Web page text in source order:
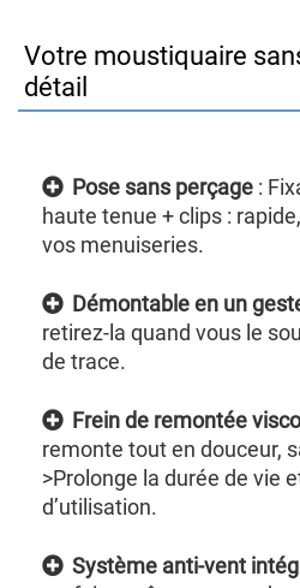
Votre moustiquaire
détail
Pose sans perçage :
haute tenue + clips :
vos menuiseries.
Démontable en un
retirez-la quand vous le
de trace.
Frein de remontée
remonte tout en douceur,
>Prolonge la durée de vie
d’utilisation.
Système anti-vent